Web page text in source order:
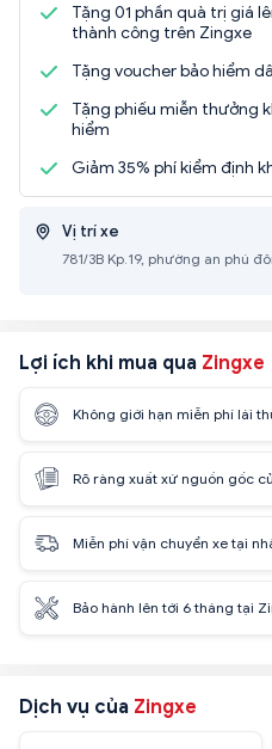
Tặng 01 phần quà trị giá
thành công trên Zingxe
Tặng voucher bảo hiểm
Tặng phiếu miễn thưởng
hiểm
Giảm 35% phí kiểm định
Vị trí xe
781/3B Kp.19, phường an phú
Lợi ích khi mua qua Zingxe
Không giới hạn miễn phí lái
Rõ ràng xuất xứ nguồn gốc
Miễn phí vận chuyển xe tại
Bảo hành lên tới 6 tháng tại
Dịch vụ của Zingxe